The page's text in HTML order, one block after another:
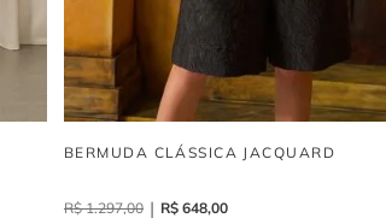
BERMUDA CLÁSSICA JACQUARD
R$ 1.297,00 R$ 648,00